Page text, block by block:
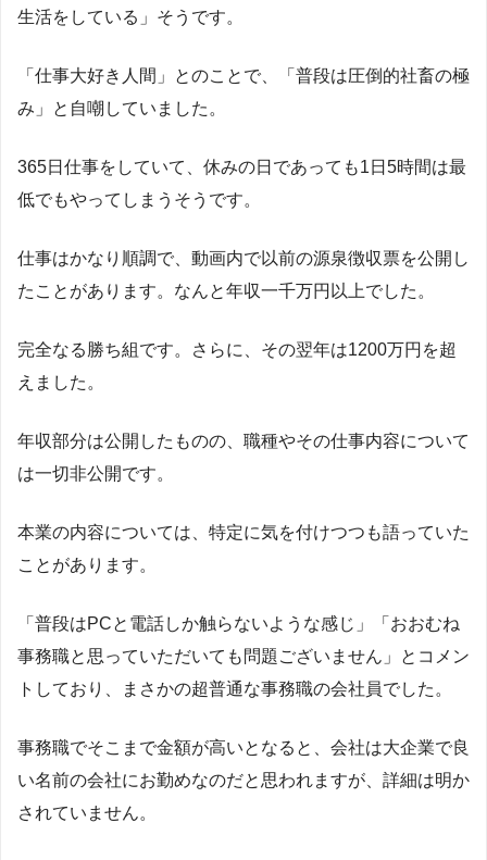
生活をしている」そうです。
「仕事大好き人間」とのことで、「普段は圧倒的社畜の極
み」と自嘲していました。
365日仕事をしていて、休みの日であっても1日5時間は最
低でもやってしまうそうです。
仕事はかなり順調で、動画内で以前の源泉徴収票を公開し
たことがあります。なんと年収一千万円以上でした。
完全なる勝ち組です。さらに、その翌年は1200万円を超
えました。
年収部分は公開したものの、職種やその仕事内容について
は一切非公開です。
本業の内容については、特定に気を付けつつも語っていた
ことがあります。
「普段はPCと電話しか触らないような感じ」「おおむね
事務職と思っていただいても問題ございません」とコメン
トしており、まさかの超普通な事務職の会社員でした。
事務職でそこまで金額が高いとなると、会社は大企業で良
い名前の会社にお勤めなのだと思われますが、詳細は明か
されていません。